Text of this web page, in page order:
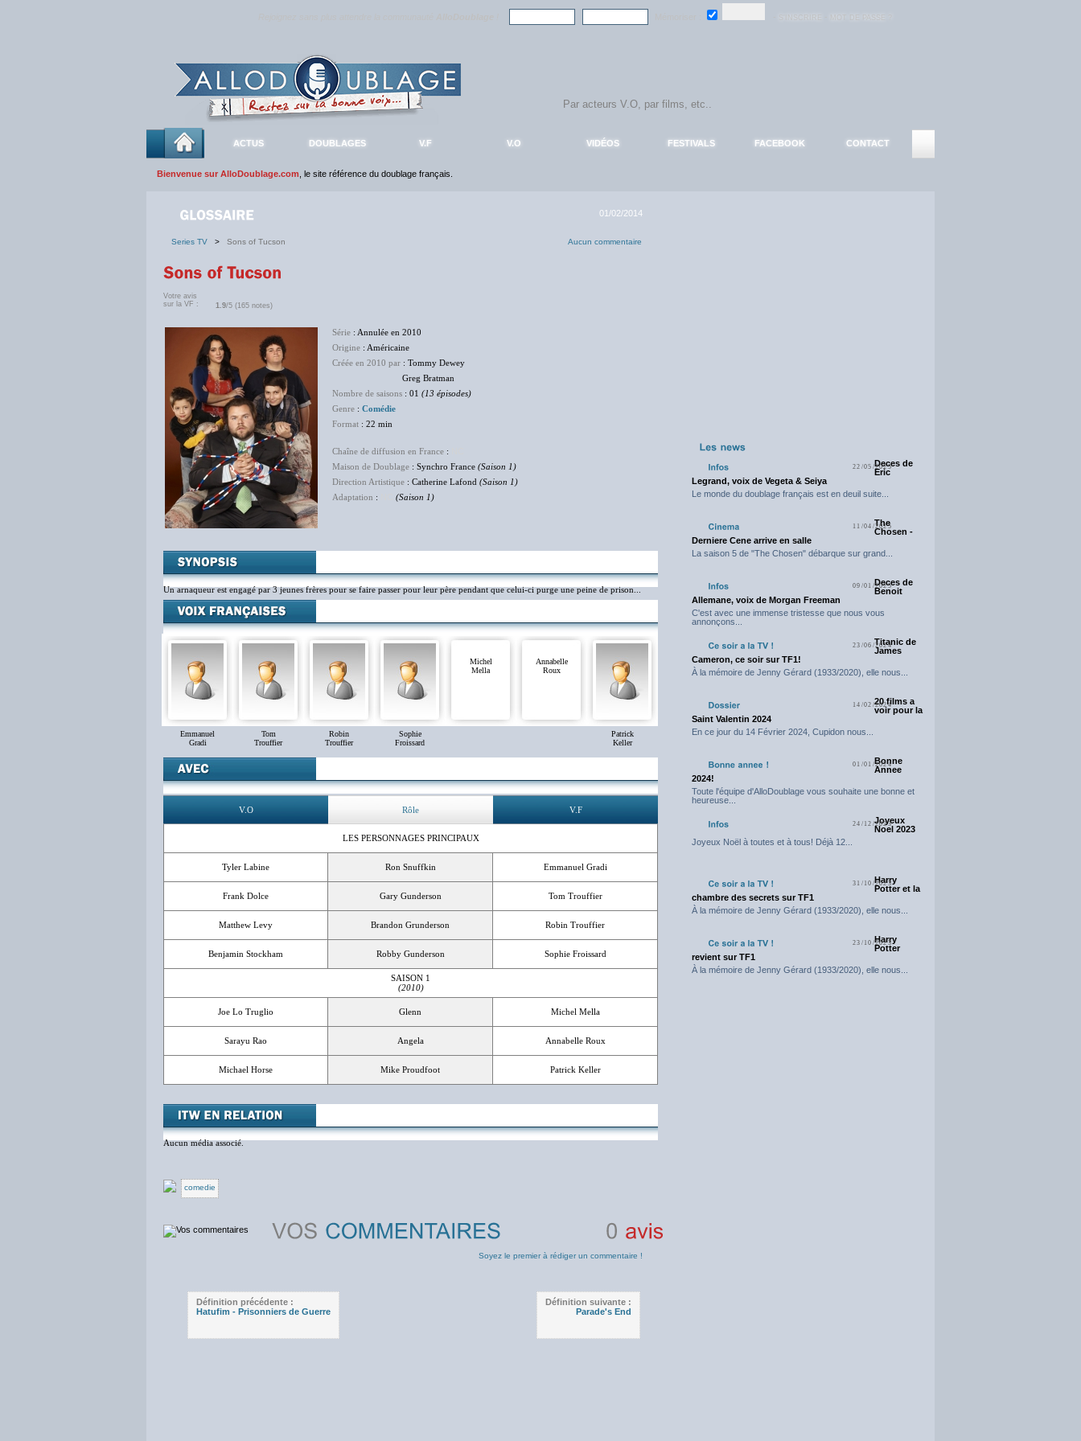
ACTUS DOUBLAGES V.F V.O VIDÉOS FESTIVALS FACEBOOK CONTACT
Bienvenue sur AlloDoublage.com , le site référence du doublage français.
01/02/2014
Series TV > Sons of Tucson Aucun commentaire
Votre avis
sur la VF :
1.9/5 (165 notes)
Série : Annulée en 2010
Origine : Américaine
Créée en 2010 par : Tommy Dewey
Greg Bratman
Nombre de saisons : 01 (13 épisodes)
Genre : Comédie
Format : 22 min
Chaîne de diffusion en France :
Maison de Doublage : Synchro France (Saison 1)
Direction Artistique : Catherine Lafond (Saison 1)
Adaptation : (Saison 1)
Un arnaqueur est engagé par 3 jeunes frères pour se faire passer pour leur père pendant que celui-ci purge une peine de prison...
Emmanuel
Gradi
Tom
Trouffier
Robin
Trouffier
Sophie
Froissard
Michel
Mella
Annabelle
Roux
Patrick
Keller
V.O Rôle V.F
LES PERSONNAGES PRINCIPAUX
Tyler Labine Ron Snuffkin Emmanuel Gradi
Frank Dolce Gary Gunderson Tom Trouffier
Matthew Levy Brandon Grunderson Robin Trouffier
Benjamin Stockham Robby Gunderson Sophie Froissard
SAISON 1
(2010)
Joe Lo Truglio Glenn Michel Mella
Sarayu Rao Angela Annabelle Roux
Michael Horse Mike Proudfoot Patrick Keller
Aucun média associé.
comedie
Soyez le premier à rédiger un commentaire !
Définition précédente :
Hatufim - Prisonniers de Guerre
Définition suivante :
Parade's End
22/05/2025Deces de
Eric
Legrand, voix de Vegeta & Seiya
Le monde du doublage français est en deuil suite...
11/04/2025
The
Chosen -
Derniere Cene arrive en salle
La saison 5 de "The Chosen" débarque sur grand...
09/01/2025Deces de
Benoit
Allemane, voix de Morgan Freeman
C'est avec une immense tristesse que nous vous
annonçons...
23/06/2024Titanic de
James
Cameron, ce soir sur TF1!
À la mémoire de Jenny Gérard (1933/2020), elle nous...
14/02/202420 films a
voir pour la
Saint Valentin 2024
En ce jour du 14 Février 2024, Cupidon nous...
01/01/2024
Bonne
Annee
2024!
Toute l'équipe d'AlloDoublage vous souhaite une bonne et
heureuse...
24/12/2023
Joyeux
Noel 2023
Joyeux Noël à toutes et à tous! Déjà 12...
31/10/2023
Harry
Potter et la
chambre des secrets sur TF1
À la mémoire de Jenny Gérard (1933/2020), elle nous...
23/10/2023
Harry
Potter
revient sur TF1
À la mémoire de Jenny Gérard (1933/2020), elle nous...